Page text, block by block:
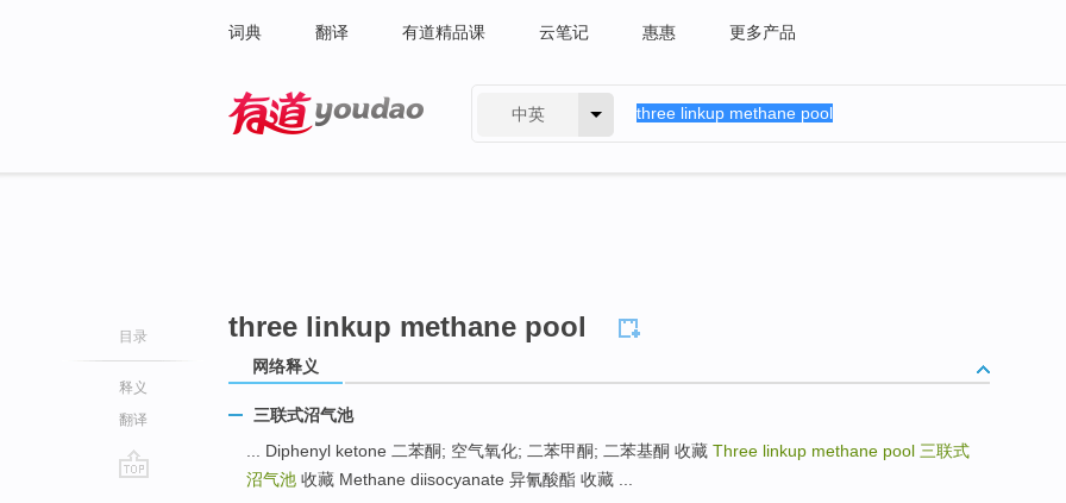
词典 翻译 有道精品课 云笔记 惠惠 更多产品
中英
目录
释义
翻译
three linkup methane pool
网络释义
三联式沼气池
... Diphenyl ketone 二苯酮; 空气氧化; 二苯甲酮; 二苯基酮 收藏 Three linkup methane pool 三联式
沼气池 收藏 Methane diisocyanate 异氰酸酯 收藏 ...